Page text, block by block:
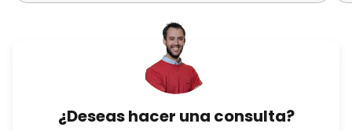
¿Deseas hacer una consulta?